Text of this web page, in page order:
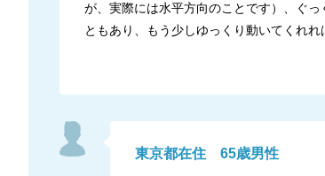
が、実際には水平方向のことです）、ぐ
ともあり、もう少しゆっくり動いてくれれ
東京都在住 65歳男性